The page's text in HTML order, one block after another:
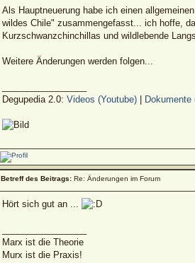
Als Hauptneuerung habe ich einen
wildes Chile" zusammengefasst... ich hoffe,
Kurzschwanzchinchillas und wildlebende
Weitere Änderungen werden folgen...
Degupedia 2.0: Videos (Youtube)| Dokumente
Betreff des Beitrags:Re: Änderungen im Forum
Hört sich gut an ...
Marx ist die Theorie
Murx ist die Praxis!